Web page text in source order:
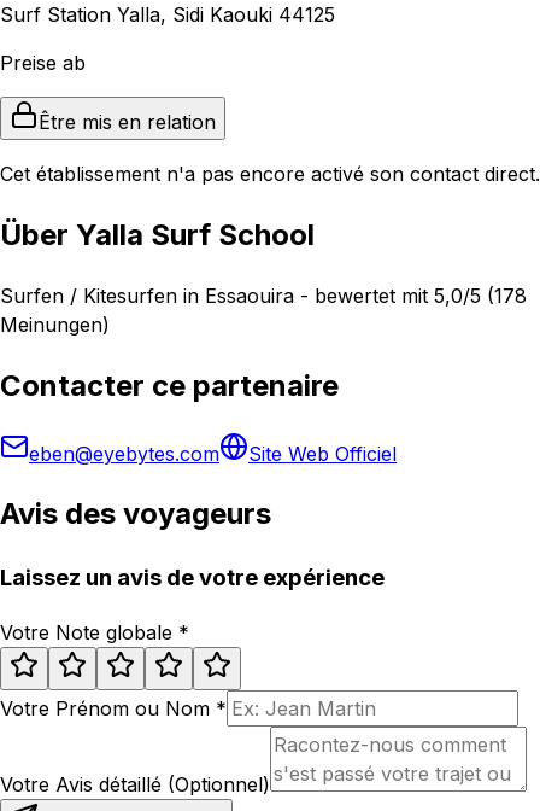
Surf Station Yalla, Sidi Kaouki 44125
Preise ab
Être mis en relation
Cet établissement n'a pas encore activé son contact direct.
Über Yalla Surf School
Surfen / Kitesurfen in Essaouira - bewertet mit 5,0/5 (178
Meinungen)
Contacter ce partenaire
eben@eyebytes.com Site Web Officiel
Avis des voyageurs
Laissez un avis de votre expérience
Votre Note globale *
Votre Prénom ou Nom *
Votre Avis détaillé (Optionnel)